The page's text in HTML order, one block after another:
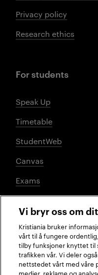
Privacy policy
Research ethics
For students
Speak Up
Timetable
StudentWeb
Canvas
Exams
Social media
FacebookInstagram
Vi bryr oss om
Kristiania bruker
vårt til å fungere
tilby funksjoner knyttet til
trafikken vår. Vi deler
nettstedet vårt med våre
medier, reklame og